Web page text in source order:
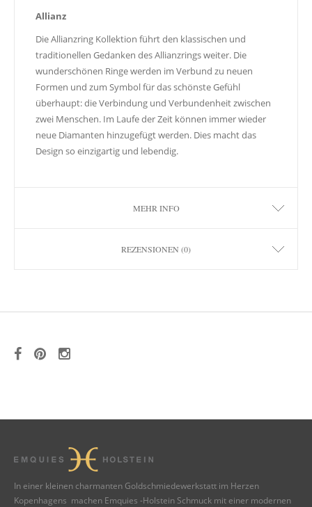
Allianz
Die Allianzring Kollektion führt den klassischen und
traditionellen Gedanken des Allianzrings weiter. Die
wunderschönen Ringe werden im Verbund zu neuen
Formen und zum Symbol für das schönste Gefühl
überhaupt: die Verbindung und Verbundenheit zwischen
zwei Menschen. Im Laufe der Zeit können immer wieder
neue Diamanten hinzugefügt werden. Dies macht das
Design so einzigartig und lebendig.
MEHR INFO
REZENSIONEN (0)
In einer kleinen charmanten Goldschmiedewerkstatt im Herzen
Kopenhagens machen Emquies -Holstein Schmuck mit einer modernen